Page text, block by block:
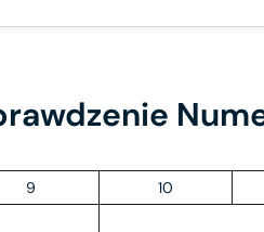
9 10